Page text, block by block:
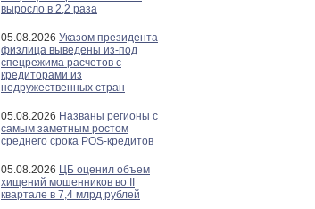
выросло в 2,2 раза
05.08.2026 Указом президента
физлица выведены из-под
спецрежима расчетов с
кредиторами из
недружественных стран
05.08.2026 Названы регионы с
самым заметным ростом
среднего срока POS-кредитов
05.08.2026 ЦБ оценил объем
хищений мошенников во II
квартале в 7,4 млрд рублей